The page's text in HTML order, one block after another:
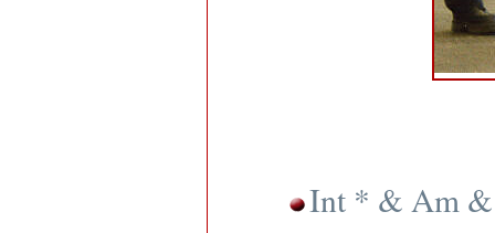
Int * & Am &